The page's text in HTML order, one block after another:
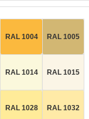
RAL 1004 RAL 1005
RAL 1014 RAL 1015
RAL 1028 RAL 1032